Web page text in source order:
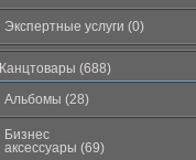
Экспертные услуги (0)
Канцтовары (688)
Альбомы (28)
Бизнес
аксессуары (69)